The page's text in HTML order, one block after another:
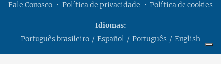
Fale Conosco Política de privacidade Política de cookies
Idiomas
Português brasileiro
Español Português English